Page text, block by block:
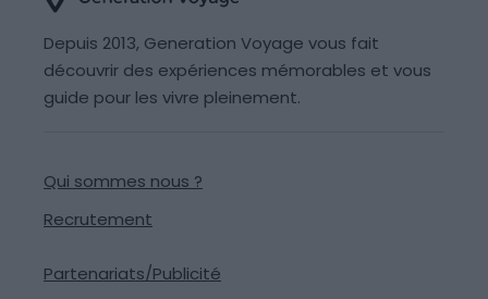
Depuis 2013, Generation Voyage vous fait
découvrir des expériences mémorables et vous
guide pour les vivre pleinement.
Qui sommes nous ?
Recrutement
Partenariats/Publicité